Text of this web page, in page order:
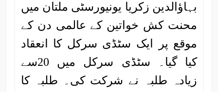
بہاؤالدین زکریا یونیورسٹی ملتان میں
محنت کش خواتین کے عالمی دن کے
موقع پر ایک سٹڈی سرکل کا انعقاد
کیا گیا۔ سٹڈی سرکل میں 20سے
زیادہ طلبہ نے شرکت کی۔ طلبہ کا